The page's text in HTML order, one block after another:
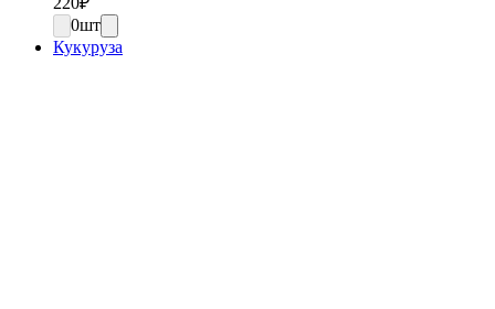
0шт
Кукуруза